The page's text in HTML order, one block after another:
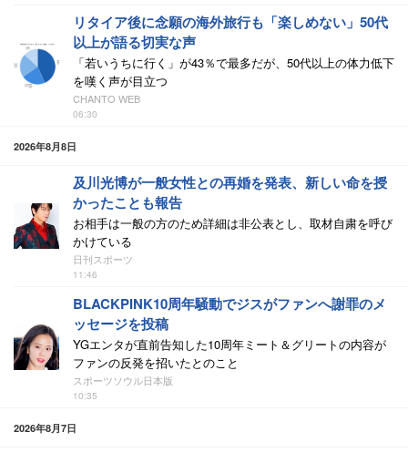
リタイア後に念願の海外旅行も「楽しめない」50代
以上が語る切実な声
「若いうちに行く」が43％で最多だが、50代以上の体力低下
を嘆く声が目立つ
CHANTO WEB
06:30
2026年8月8日
及川光博が一般女性との再婚を発表、新しい命を授
かったことも報告
お相手は一般の方のため詳細は非公表とし、取材自粛を呼び
かけている
日刊スポーツ
11:46
BLACKPINK10周年騒動でジスがファンへ謝罪のメ
ッセージを投稿
YGエンタが直前告知した10周年ミート＆グリートの内容が
ファンの反発を招いたとのこと
スポーツソウル日本版
10:35
2026年8月7日